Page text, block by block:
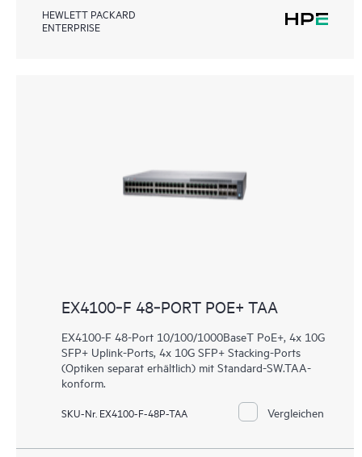
HEWLETT PACKARD
ENTERPRISE
EX4100‑F 48‑PORT POE+ TAA
EX4100-F 48-Port 10/100/1000BaseT PoE+, 4x 10G
SFP+ Uplink-Ports, 4x 10G SFP+ Stacking-Ports
(Optiken separat erhältlich) mit Standard-SW.TAA-
konform.
SKU-Nr. EX4100-F-48P-TAA Vergleichen